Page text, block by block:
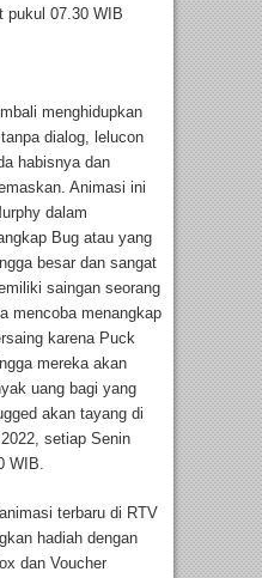
pukul 07.30 WIB
menghidupkan
dialog, lelucon
habisnya dan
Animasi ini
dalam
Bug atau yang
besar dan sangat
saingan seorang
mencoba menangkap
karena Puck
mereka akan
uang bagi yang
akan tayang di
setiap Senin
WIB.
terbaru di RTV
hadiah dengan
dan Voucher